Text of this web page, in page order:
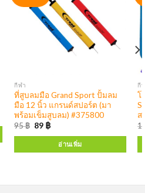
กีฬา
ที่สูบลมมือ Grand Sport ปั้มลม
มือ 12 นิ้ว แกรนด์สปอร์ต (มา
พร้อมเข็มสูบลม) #375800
95฿ 89 ฿
อ่านเพิ่ม
กี
โ
ส